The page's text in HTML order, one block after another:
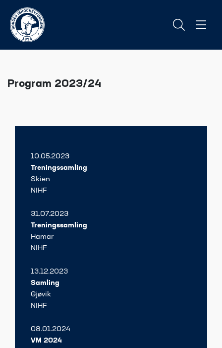
Program 2023/24
10.05.2023
Treningssamling
Skien
NIHF
31.07.2023
Treningssamling
Hamar
NIHF
13.12.2023
Samling
Gjøvik
NIHF
08.01.2024
VM 2024